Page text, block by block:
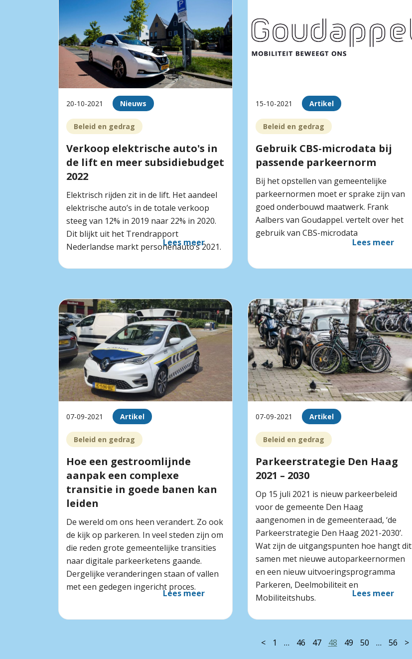
20-10-2021 Nieuws
Beleid en gedrag
Verkoop elektrische auto's in
de lift en meer subsidiebudget
2022
Elektrisch rijden zit in de lift. Het aandeel
elektrische auto’s in de totale verkoop
steeg van 12% in 2019 naar 22% in 2020.
Dit blijkt uit het Trendrapport
Nederlandse markt personenauto’s 2021.
Lees meer
15-10-2021 Artikel
Beleid en gedrag
Gebruik CBS-microdata bij
passende parkeernorm
Bij het opstellen van gemeentelijke
parkeernormen moet er sprake zijn van
goed onderbouwd maatwerk. Frank
Aalbers van Goudappel. vertelt over het
gebruik van CBS-microdata
Lees meer
07-09-2021 Artikel
Beleid en gedrag
Hoe een gestroomlijnde
aanpak een complexe
transitie in goede banen kan
leiden
De wereld om ons heen verandert. Zo ook
de kijk op parkeren. In veel steden zijn om
die reden grote gemeentelijke transities
naar digitale parkeerketens gaande.
Dergelijke veranderingen staan of vallen
met een gedegen ingericht proces.
Lees meer
07-09-2021 Artikel
Beleid en gedrag
Parkeerstrategie Den Haag
2021 – 2030
Op 15 juli 2021 is nieuw parkeerbeleid
voor de gemeente Den Haag
aangenomen in de gemeenteraad, ‘de
Parkeerstrategie Den Haag 2021-2030’.
Wat zijn de uitgangspunten hoe hangt dit
samen met nieuwe autoparkeer­normen
en een nieuw uitvoeringsprogramma
Parkeren, Deelmobiliteit en
Mobiliteitshubs.
Lees meer
< 1 … 46 47 48 49 50 … 56 >